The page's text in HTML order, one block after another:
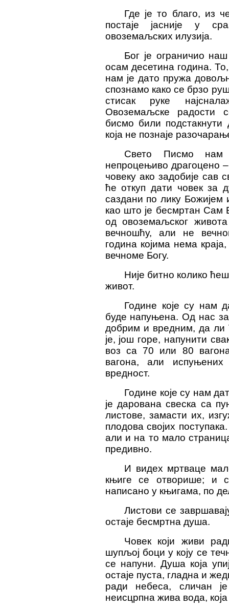
Где је то благо, из
постаје јасније у
овоземаљских илузија.
Бог је ограничио
осам десетина година.
нам је дато пружа
спознамо како се брзо
стисак руке
Овоземаљске радости
бисмо били
која не познаје
Свето Писмо
непроцењиво драгоцено
човеку ако задобије сав
ће откуп дати човек за
саздани по лику
као што је бесмртан Сам
од овоземаљског
вечношћу, али не
година којима нема
вечноме Богу.
Није битно колико
живот.
Године које су нам
буде напуњена. Од нас
добрим и вредним, да ли
је, још горе, напунити
воз са 70 или 80
вагона, али
вредност.
Године које су нам
је дарована свеска са
листове, замасти их,
плодова својих
али и на то мало
предивно.
И видех мртваце
књиге се отворише; и
написано у књигама, по
Листови се
остаје бесмртна душа.
Човек који живи
шупљој боци у коју се
се напуни. Душа која
остаје пуста, гладна и
ради небеса, сличан
неисцрпна жива вода,